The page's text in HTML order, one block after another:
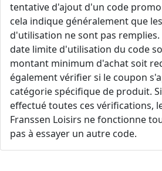
tentative d'ajout d'un code promo
cela indique généralement que
d'utilisation ne sont pas remplies.
date limite d'utilisation du code
montant minimum d'achat soit
également vérifier si le coupon
catégorie spécifique de produit.
effectué toutes ces vérifications,
Franssen Loisirs ne fonctionne
pas à essayer un autre code.